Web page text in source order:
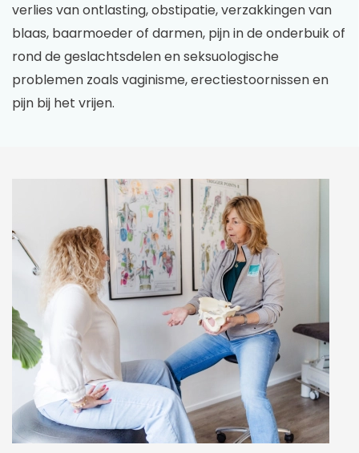
verlies van ontlasting, obstipatie, verzakkingen van
blaas, baarmoeder of darmen, pijn in de onderbuik of
rond de geslachtsdelen en seksuologische
problemen zoals vaginisme, erectiestoornissen en
pijn bij het vrijen.